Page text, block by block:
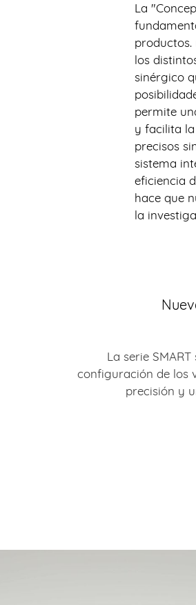
La
los
sinérgico
permite
y facilita
precisos
sistema
eficiencia
hace que
la
La serie
configuración de los
precisión y